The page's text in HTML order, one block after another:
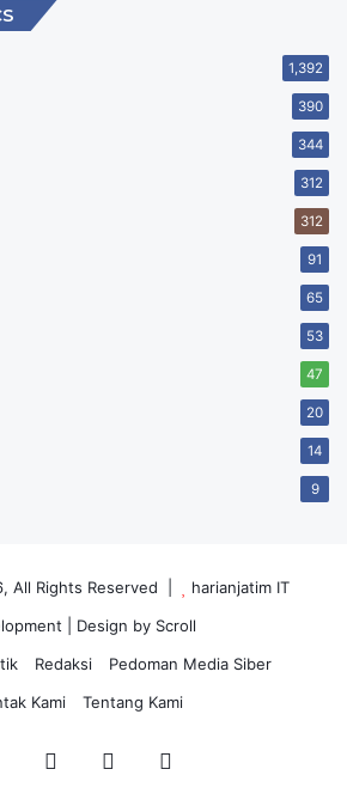
1,392
390
344
312
312
91
65
53
47
20
14
9
All Rights Reserved |
harianjatim IT
| Design by Scroll
Redaksi
Pedoman Media Siber
Kami
Tentang Kami
FacebookTwitter YouTube